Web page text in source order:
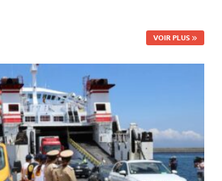
VOIR PLUS